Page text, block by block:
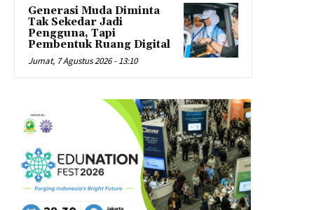
Generasi Muda Diminta
Tak Sekedar Jadi
Pengguna, Tapi
Pembentuk Ruang Digital
Jumat, 7 Agustus 2026 - 13:10